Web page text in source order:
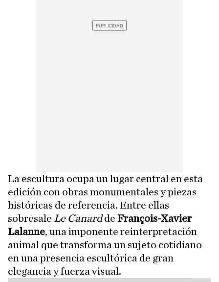
La escultura ocupa un lugar central en esta
edición con obras monumentales y piezas
históricas de referencia. Entre ellas
sobresale Le Canardde François-Xavier
Lalanne, una imponente reinterpretación
animal que transforma un sujeto cotidiano
en una presencia escultórica de gran
elegancia y fuerza visual.